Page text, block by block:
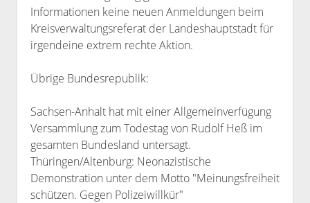
Informationen keine neuen Anmeldungen beim
Kreisverwaltungsreferat der Landeshauptstadt für
irgendeine extrem rechte Aktion.
Übrige Bundesrepublik:
Sachsen-Anhalt hat mit einer Allgemeinverfügung
Versammlung zum Todestag von Rudolf Heß im
gesamten Bundesland untersagt.
Thüringen/Altenburg: Neonazistische
Demonstration unter dem Motto "Meinungsfreiheit
schützen. Gegen Polizeiwillkür"